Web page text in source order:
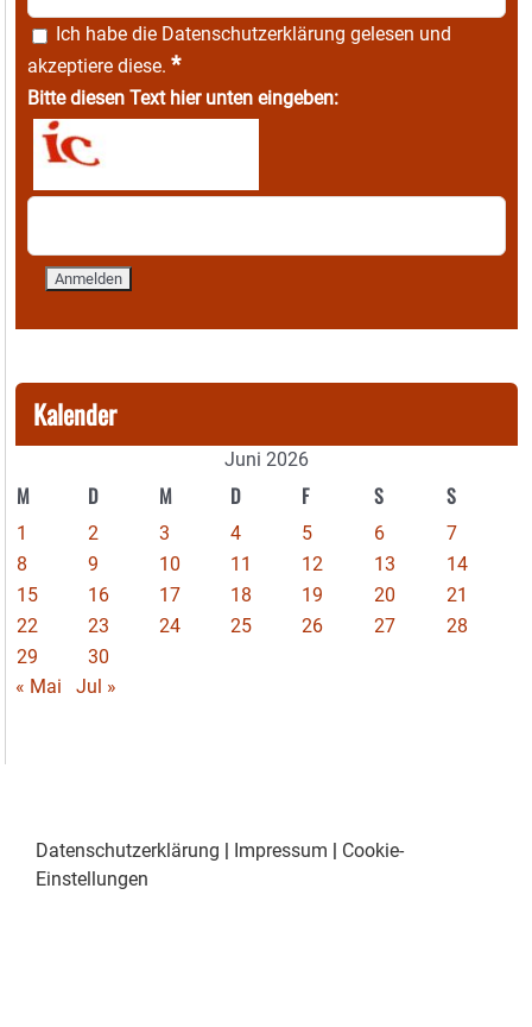
Ich habe die Datenschutzerklärung gelesen und
akzeptiere diese. *
Bitte diesen Text hier unten eingeben:
Kalender
Juni 2026
M D M D F S S
1 2 3 4 5 6
7
8
9 10 11 12 13
14
15
16 17 18 19 20
21
22
23 24 25 26 27
28
29
30
« Mai
Jul »
Datenschutzerklärung Impressum
Cookie-
Einstellungen